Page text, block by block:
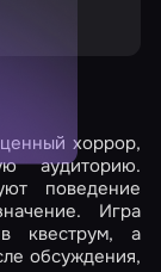
хоррор,
аудиторию.
поведение
Игра
квеструм, а
обсуждения,